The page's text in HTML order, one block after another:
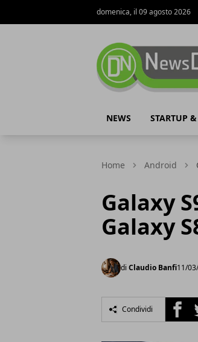
domenica, il 09 agosto 2026
NEWS STARTUP
Home Android
Galaxy
Galaxy
di Claudio Banfi11/
Condividi